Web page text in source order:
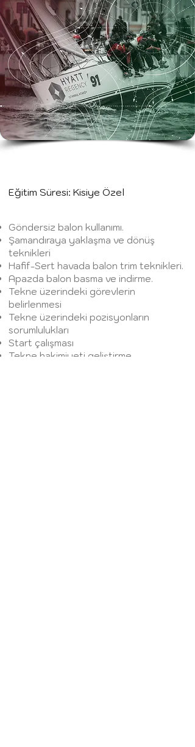
Eğitim Süresi: Kisiye Özel
Göndersiz balon kullanımı.
Şamandıraya yaklaşma ve dönüş
teknikleri
Hafif-Sert havada balon trim teknikleri.
Apazda balon basma ve indirme.
Tekne üzerindeki görevlerin
belirlenmesi
Tekne üzerindeki pozisyonların
sorumlulukları
Start çalışması
Tekne hakimiyeti geliştirme